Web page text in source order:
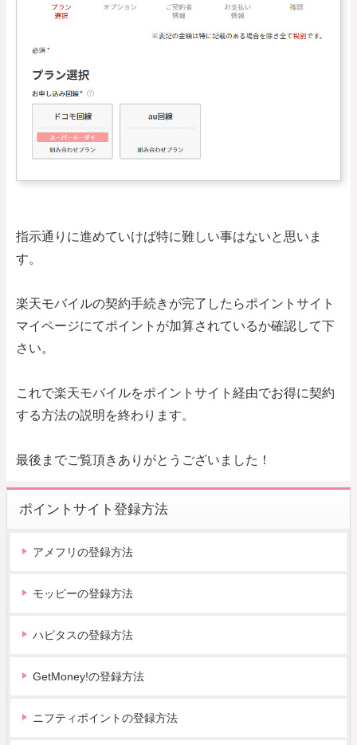
指示通りに進めていけば特に難しい事はないと思いま
す。
楽天モバイルの契約手続きが完了したらポイントサイト
マイページにてポイントが加算されているか確認して下
さい。
これで楽天モバイルをポイントサイト経由でお得に契約
する方法の説明を終わります。
最後までご覧頂きありがとうございました！
ポイントサイト登録方法
アメフリの登録方法
モッピーの登録方法
ハピタスの登録方法
GetMoney!の登録方法
ニフティポイントの登録方法